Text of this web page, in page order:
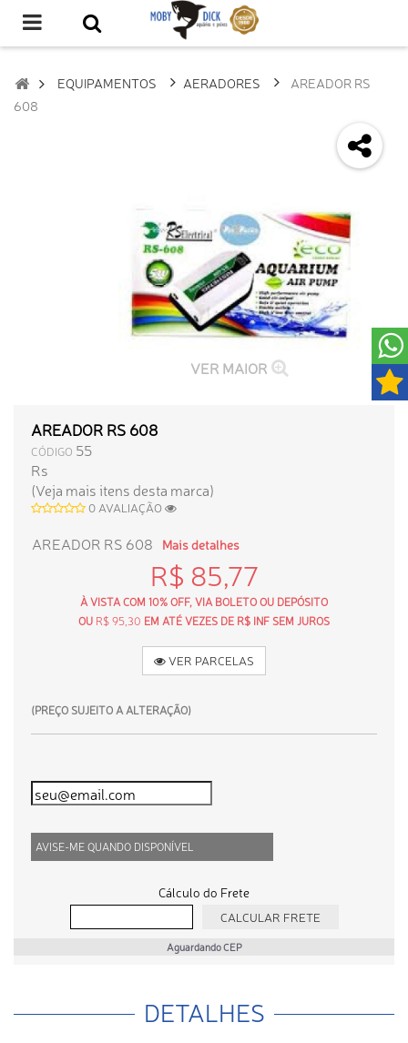
EQUIPAMENTOS AERADORES
AREADOR RS
608
VER MAIOR
AREADOR RS 608
CÓDIGO 55
Rs
(Veja mais itens desta marca)
0 AVALIAÇÃO
AREADOR RS 608 Mais detalhes
R$ 85,77
À VISTA COM 10% OFF, VIA BOLETO OU DEPÓSITO
OU R$ 95,30 EM ATÉ VEZES DE R$ INF SEM JUROS
VER PARCELAS
(PREÇO SUJEITO A ALTERAÇÃO)
AVISE-ME QUANDO DISPONÍVEL
Cálculo do Frete
Aguardando CEP
DETALHES